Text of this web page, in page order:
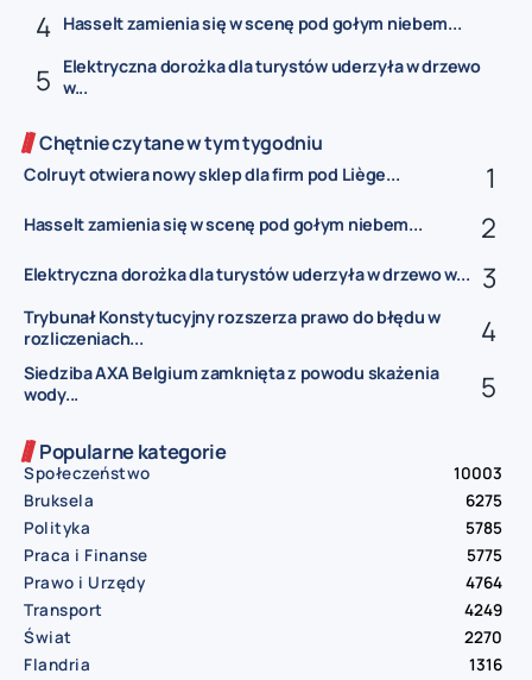
Hasselt zamienia się w scenę pod gołym niebem...
Elektryczna dorożka dla turystów uderzyła w drzewo
w...
Chętnie czytane w tym tygodniu
Colruyt otwiera nowy sklep dla firm pod Liège...
Hasselt zamienia się w scenę pod gołym niebem...
Elektryczna dorożka dla turystów uderzyła w drzewo w...
Trybunał Konstytucyjny rozszerza prawo do błędu w
rozliczeniach...
Siedziba AXA Belgium zamknięta z powodu skażenia
wody...
Popularne kategorie
Społeczeństwo
10003
Bruksela
6275
Polityka
5785
Praca i Finanse
5775
Prawo i Urzędy
4764
Transport
4249
Świat
2270
Flandria
1316